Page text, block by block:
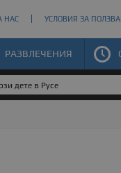
НАС УСЛОВИЯ ЗА
РАЗВЛЕЧЕНИЯ
дете в Русе